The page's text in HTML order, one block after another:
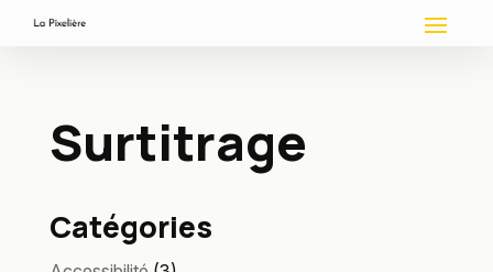
Surtitrage
Catégories